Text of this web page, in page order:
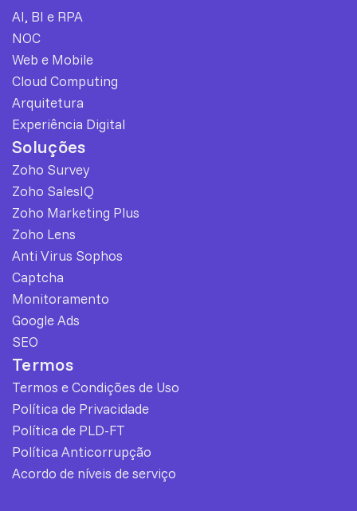
AI, BI e RPA
NOC
Web e Mobile
Cloud Computing
Arquitetura
Experiência Digital
Soluções
Zoho Survey
Zoho SalesIQ
Zoho Marketing Plus
Zoho Lens
Anti Virus Sophos
Captcha
Monitoramento
Google Ads
SEO
Termos
Termos e Condições de Uso
Política de Privacidade
Política de PLD-FT
Política Anticorrupção
Acordo de níveis de serviço